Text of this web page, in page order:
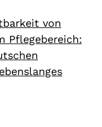
von
Pflegebereich: